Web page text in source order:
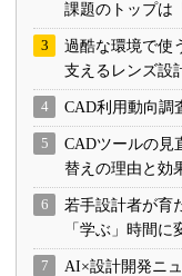
課題のトップは
過酷な環境で使
支えるレンズ設
CAD利用動向調
CADツールの
替えの理由と効
若手設計者が
「学ぶ」時間
AI×設計開発ニュ